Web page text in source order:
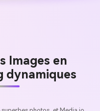
Images en
dynamiques